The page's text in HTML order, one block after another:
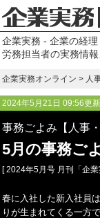
企業実務 - 企業の経理
労務担当者の実務情
企業実務オンライン > 人
2024年5月21日 09:56更新
事務ごよみ【人事・
5月の事務ご
[ 2024年5月号 月刊「企
春に入社した新入社員
りが生まれてくる一方